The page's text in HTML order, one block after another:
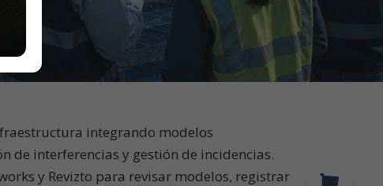
integrando modelos
de interferencias y gestión de incidencias.
y Revizto para revisar modelos, registrar